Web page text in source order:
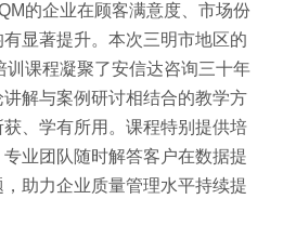
的企业在顾客满意度、市场份
显著提升。本次三明市地区的
训课程凝聚了安信达咨询三十年
解与案例研讨相结合的教学方
、学有所用。课程特别提供培
业团队随时解答客户在数据提
助力企业质量管理水平持续提